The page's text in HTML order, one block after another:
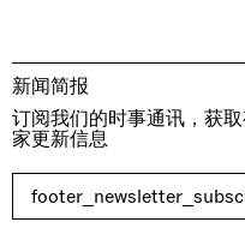
新闻简报
订阅我们的时事通讯，获
家更新信息